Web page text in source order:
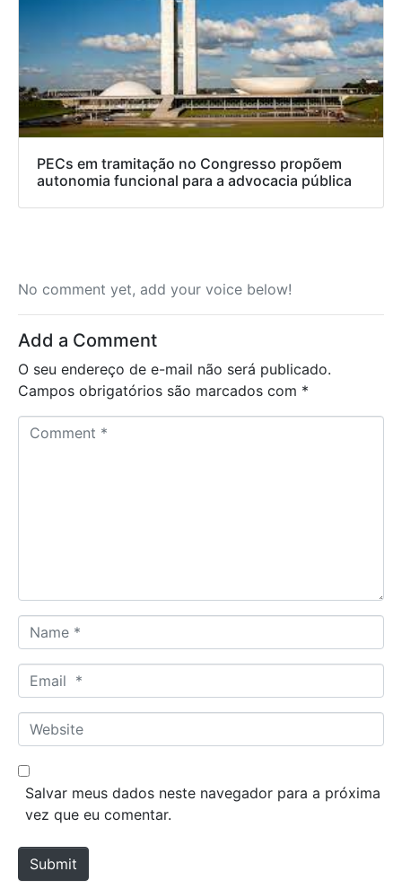
PECs em tramitação no Congresso propõem
autonomia funcional para a advocacia pública
No comment yet, add your voice below!
Add a Comment
O seu endereço de e-mail não será publicado.
Campos obrigatórios são marcados com *
a
m
*
m
a
*
W
e
b
e
Salvar meus dados neste navegador para a próxima
vez que eu comentar.
Submit